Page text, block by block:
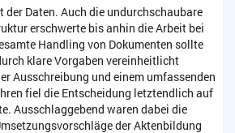
der Daten. Auch die undurchschaubare
erschwerte bis anhin die Arbeit bei
Handling von Dokumenten sollte
klare Vorgaben vereinheitlicht
Ausschreibung und einem umfassenden
fiel die Entscheidung letztendlich auf
Ausschlaggebend waren dabei die
der Aktenbildung